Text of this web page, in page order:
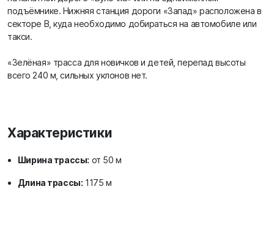
подъёмнике. Нижняя станция дороги «Запад» расположена в
секторе B, куда необходимо добираться на автомобиле или
такси.
«Зелёная» трасса для новичков и детей, перепад высоты
всего 240 м, сильных уклонов нет.
Характеристики
Ширина трассы: от 50 м
Длина трассы: 1175 м